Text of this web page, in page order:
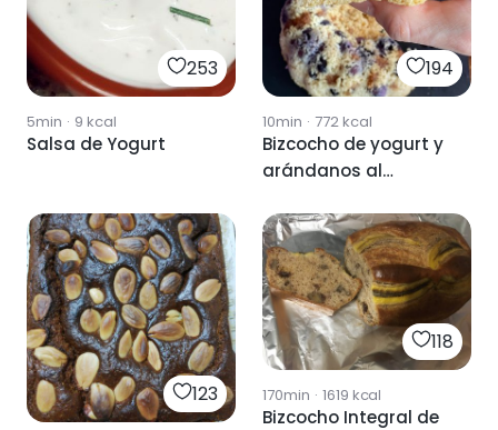
253
5min · 9 kcal
Salsa de Yogurt
194
10min · 772kcal
Bizcocho de yogurt y
arándanos al
123
118
170min · 1619 kcal
Bizcocho Integral de